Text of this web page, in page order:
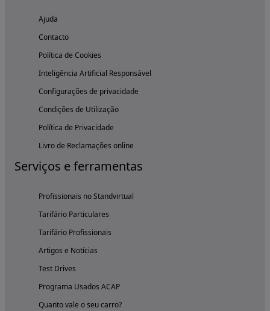
Ajuda
Contacto
Política de Cookies
Inteligência Artificial Responsável
Configurações de privacidade
Condições de Utilização
Política de Privacidade
Livro de Reclamações online
Serviços e ferramentas
Profissionais no Standvirtual
Tarifário Particulares
Tarifário Profissionais
Artigos e Notícias
Test Drives
Programa Usados ACAP
Quanto vale o seu carro?